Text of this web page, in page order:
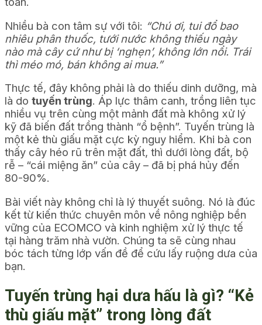
Nhiều bà con tâm sự với tôi: “Chú ơi, tui đổ bao
nhiêu phân thuốc, tưới nước không thiếu ngày
nào mà cây cứ như bị ‘nghẹn’, không lớn nổi. Trái
thì méo mó, bán không ai mua.”
Thực tế, đây không phải là do thiếu dinh dưỡng, mà
là do tuyến trùng. Áp lực thâm canh, trồng liên tục
nhiều vụ trên cùng một mảnh đất mà không xử lý
kỹ đã biến đất trồng thành “ổ bệnh”. Tuyến trùng là
một kẻ thù giấu mặt cực kỳ nguy hiểm. Khi bà con
thấy cây héo rũ trên mặt đất, thì dưới lòng đất, bộ
rễ – “cái miệng ăn” của cây – đã bị phá hủy đến
80-90%.
Bài viết này không chỉ là lý thuyết suông. Nó là đúc
kết từ kiến thức chuyên môn về nông nghiệp bền
vững của ECOMCO và kinh nghiệm xử lý thực tế
tại hàng trăm nhà vườn. Chúng ta sẽ cùng nhau
bóc tách từng lớp vấn đề để cứu lấy ruộng dưa của
bạn.
Tuyến trùng hại dưa hấu là gì? “Kẻ
thù giấu mặt” trong lòng đất